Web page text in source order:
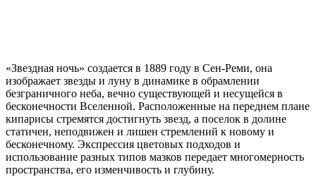
«Звездная ночь» создается в 1889 году в Сен-Реми, она
изображает звезды и луну в динамике в обрамлении
безграничного неба, вечно существующей и несущейся в
бесконечности Вселенной. Расположенные на переднем плане
кипарисы стремятся достигнуть звезд, а поселок в долине
статичен, неподвижен и лишен стремлений к новому и
бесконечному. Экспрессия цветовых подходов и
использование разных типов мазков передает многомерность
пространства, его изменчивость и глубину.